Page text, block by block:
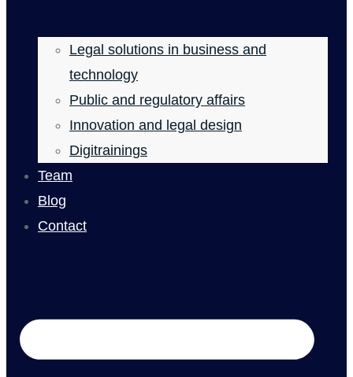
Legal solutions in business and
technology
Public and regulatory affairs
Innovation and legal design
Digitrainings
Team
Blog
Contact